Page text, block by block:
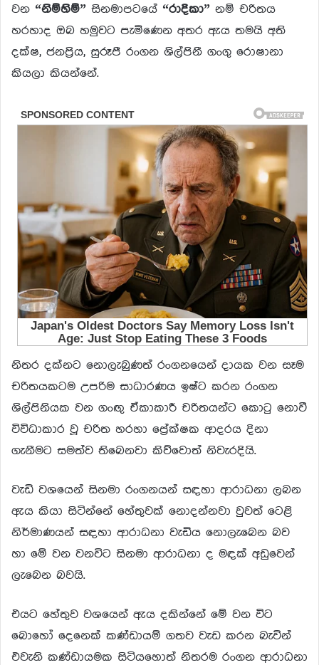
වන “නිම්හිම්” සිනමාපටයේ “රාදිකා” නම් චරිතය
හරහාද ඔබ හමුවට පැමිණෙන අතර ඇය තමයි අති
දක්ෂ, ජනප්‍රිය, සුරූපී රංගන ශිල්පිනී ගංගු රොෂානා
කියලා කියන්නේ.
නිතර දක්නට නොලැබුණත් රංගනයෙන් දායක වන සෑම
චරිතයකටම උපරිම සාධාරණය ඉෂ්ට කරන රංගන
ශිල්පිනියක වන ගංඟු ඒකාකාරී චරිතයන්ට කොටු නොවී
විවිධාකාර වූ චරිත හරහා ප්‍රේක්ෂක ආදරය දිනා
ගැනීමට සමත්ව තිබෙනවා කිව්වොත් නිවැරදියි.
වැඩි වශයෙන් සිනමා රංගනයන් සඳහා ආරාධනා ලබන
ඇය කියා සිටින්නේ හේතුවක් නොදන්නවා වුවත් ටෙළි
නිර්මාණයන් සඳහා ආරාධනා වැඩිය නොලැබෙන බව
හා මේ වන වනවිට සිනමා ආරාධනා ද මඳක් අඩුවෙන්
ලැබෙන බවයි.
එයට හේතුව වශයෙන් ඇය දකින්නේ මේ වන විට
බොහෝ දෙනෙක් කණ්ඩායම් ගතව වැඩ කරන බැවින්
එවැනි කණ්ඩායමක සිටියහොත් නිතරම රංගන ආරාධනා